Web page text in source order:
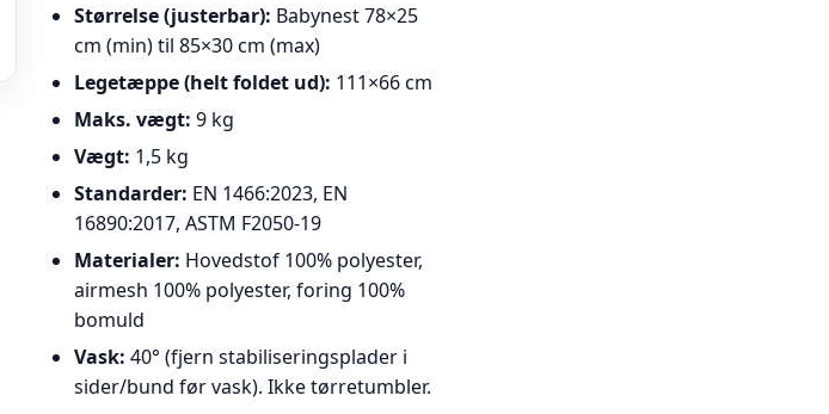
Størrelse (justerbar): Babynest 78×25
cm (min) til 85×30 cm (max)
Legetæppe (helt foldet ud): 111×66 cm
Maks. vægt: 9 kg
Vægt: 1,5 kg
Standarder: EN 1466:2023, EN
16890:2017, ASTM F2050-19
Materialer: Hovedstof 100% polyester,
airmesh 100% polyester, foring 100%
bomuld
Vask: 40° (fjern stabiliseringsplader i
sider/bund før vask). Ikke tørretumbler.